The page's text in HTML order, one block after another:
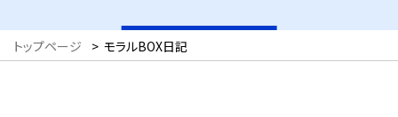
トップページ > モラルBOX日記